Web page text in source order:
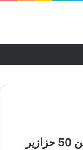
حزازير صعبة مع الحل: أكثر من 50 حزازير